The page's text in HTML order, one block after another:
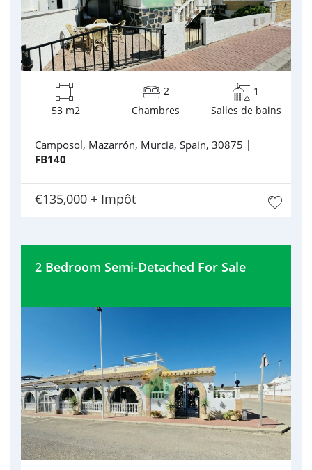
53 m2
2
Chambres
1
Salles de bains
Camposol, Mazarrón, Murcia, Spain, 30875 |
FB140
€135,000 + Impôt
2 Bedroom Semi-Detached For Sale